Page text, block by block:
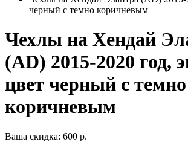
черный с темно коричневым
Чехлы на Хендай
(AD) 2015-2020 год,
цвет черный с темно
коричневым
Ваша скидка: 600 р.